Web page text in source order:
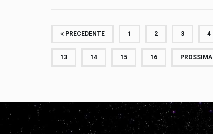
PRECEDENTE 1 2 3 4
13 14 15 16 PROSSIMA